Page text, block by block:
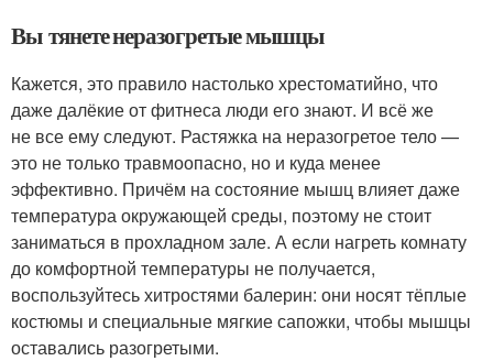
Вы тянете неразогретые мышцы
Кажется, это правило настолько хрестоматийно, что
даже далёкие от фитнеса люди его знают. И всё же
не все ему следуют. Растяжка на неразогретое тело —
это не только травмоопасно, но и куда менее
эффективно. Причём на состояние мышц влияет даже
температура окружающей среды, поэтому не стоит
заниматься в прохладном зале. А если нагреть комнату
до комфортной температуры не получается,
воспользуйтесь хитростями балерин: они носят тёплые
костюмы и специальные мягкие сапожки, чтобы мышцы
оставались разогретыми.